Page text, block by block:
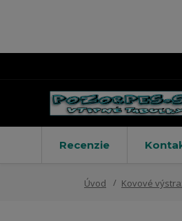
Recenzie
Úvod Kovové